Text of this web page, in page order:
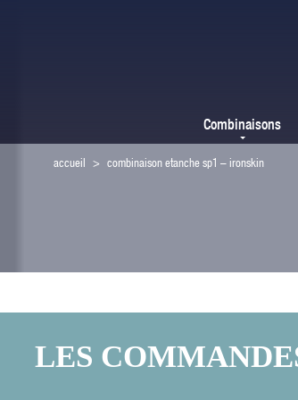
Combinaisons
accueil > combinaison etanche sp1 – ironskin
LES